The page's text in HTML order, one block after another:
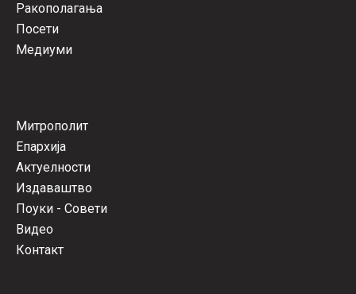
Ракополагања
Посети
Медиуми
Митрополит
Епархија
Актуелности
Издаваштво
Поуки - Совети
Видео
Контакт